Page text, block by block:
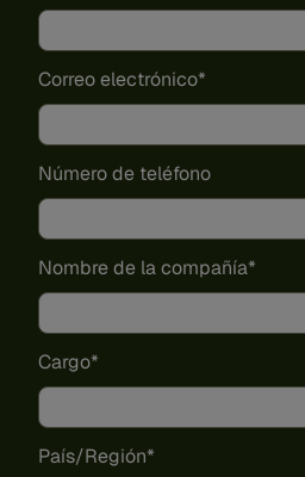
Correo electrónico*
Número de teléfono
Nombre de la compañía*
Cargo*
País/Región*